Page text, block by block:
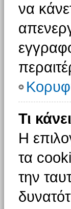
να
Τι
Η
τα
την